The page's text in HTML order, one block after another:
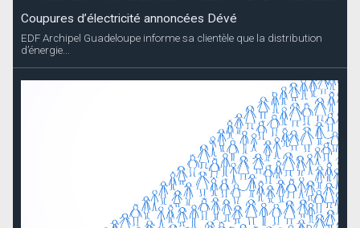
Coupures d’électricité annoncées Dévé
EDF Archipel Guadeloupe informe sa clientèle que la distribution
d’énergie...